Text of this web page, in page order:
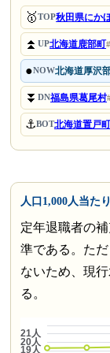
🥇TOP秋田県にか
⏫UP北海道鹿部町
●NOW北海道厚沢
⏬DN福島県葛尾村
⚓BOT北海道置戸
人口1,000人当た
定年退職者の
準である。た
ないため、現
る。